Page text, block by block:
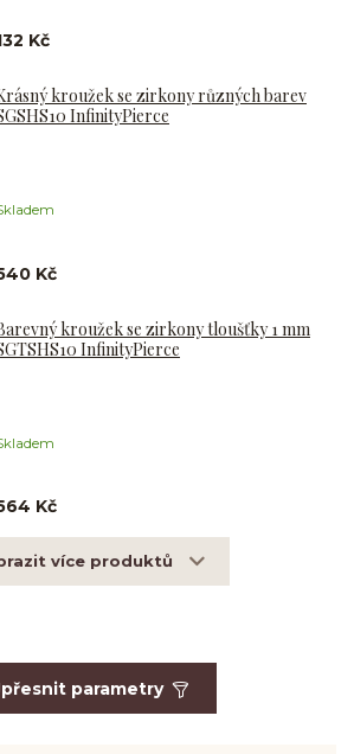
Kč
kroužek se zirkony různých barev
InfinityPierce
Kč
kroužek se zirkony tloušťky 1 mm
InfinityPierce
Kč
více produktů
parametry